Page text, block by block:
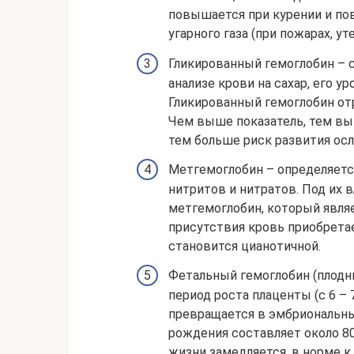
повышается при курении и
угарного газа (при пожарах,
Гликированный гемоглобин –
анализе крови на сахар, его
Гликированный гемоглобин
Чем выше показатель, тем
тем больше риск развития
Метгемоглобин –
нитритов и нитратов. Под их
метгемоглобин, который
присутствия кровь
становится цианотичной.
Фетальный гемоглобин
период роста плаценты (с 6 –
превращается в
рождения составляет около